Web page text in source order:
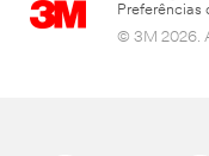
Preferências
© 3M 2026.